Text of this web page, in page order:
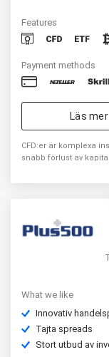
Features
Payment methods
Läs mer
CFD:er är komplexa
snabb förlust av
med denna
fungerar och om du
What we like
Innovativ
Tajta spreads
Stort utbud av